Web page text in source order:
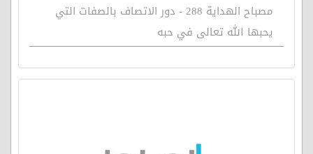
مصباح الهداية 288 - دور الاتصاف بالصفات التي
يحبها الله تعالى في حبه